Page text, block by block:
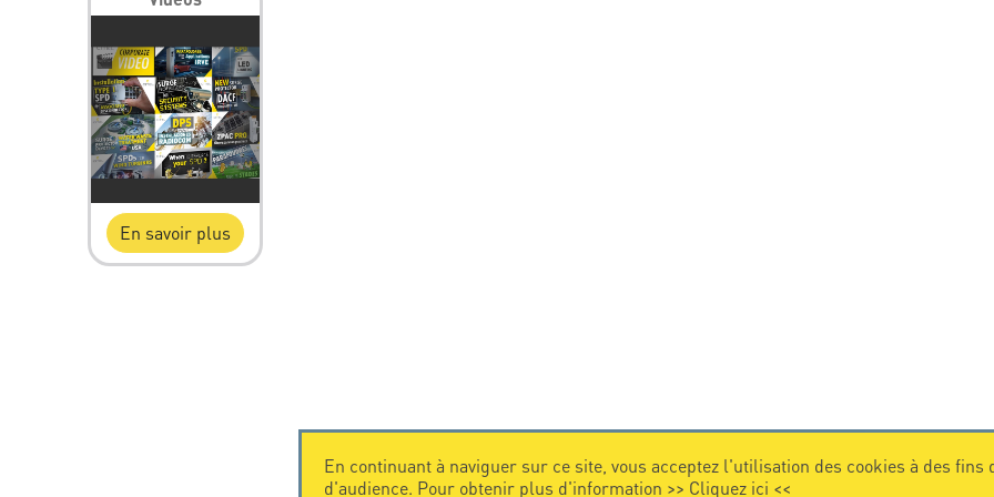
En savoir plus
En continuant à naviguer sur ce site, vous acceptez l'utilisation des cookies à des fins
d'audience. Pour obtenir plus d'information >> Cliquez ici <<